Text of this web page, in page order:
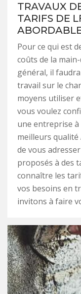
TRAVAUX
TARIFS DE
Pour ce qui est
coûts de la
général, il
travail sur le
moyens utiliser
vous voulez
une entreprise
meilleurs
de vous
proposés à des
connaître les
vos besoins en
invitons à faire